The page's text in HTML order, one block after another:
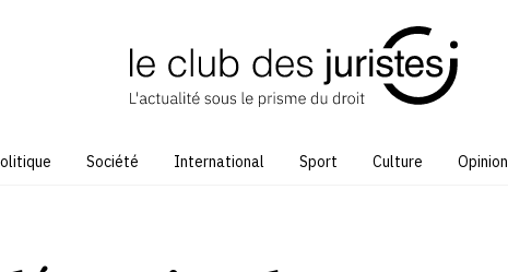
Société International Sport Culture Opinion